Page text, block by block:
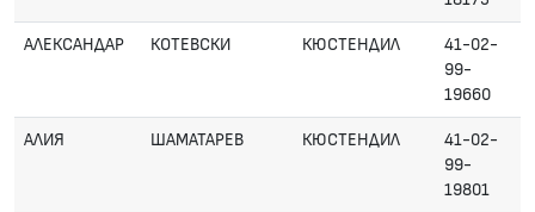
АЛЕКСАНДАР КОТЕВСКИ КЮСТЕНДИЛ
41-02-
99-
19660
АЛИЯ ШАМАТАРЕВ КЮСТЕНДИЛ
41-02-
99-
19801